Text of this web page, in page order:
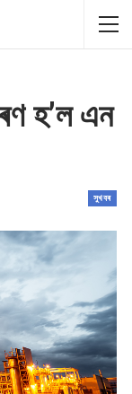
হ’ল এন
সুখবৰ